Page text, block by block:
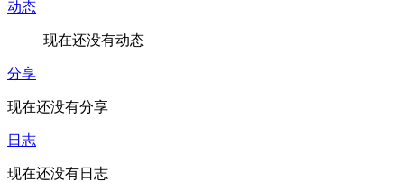
动态
现在还没有动态
分享
现在还没有分享
日志
现在还没有日志